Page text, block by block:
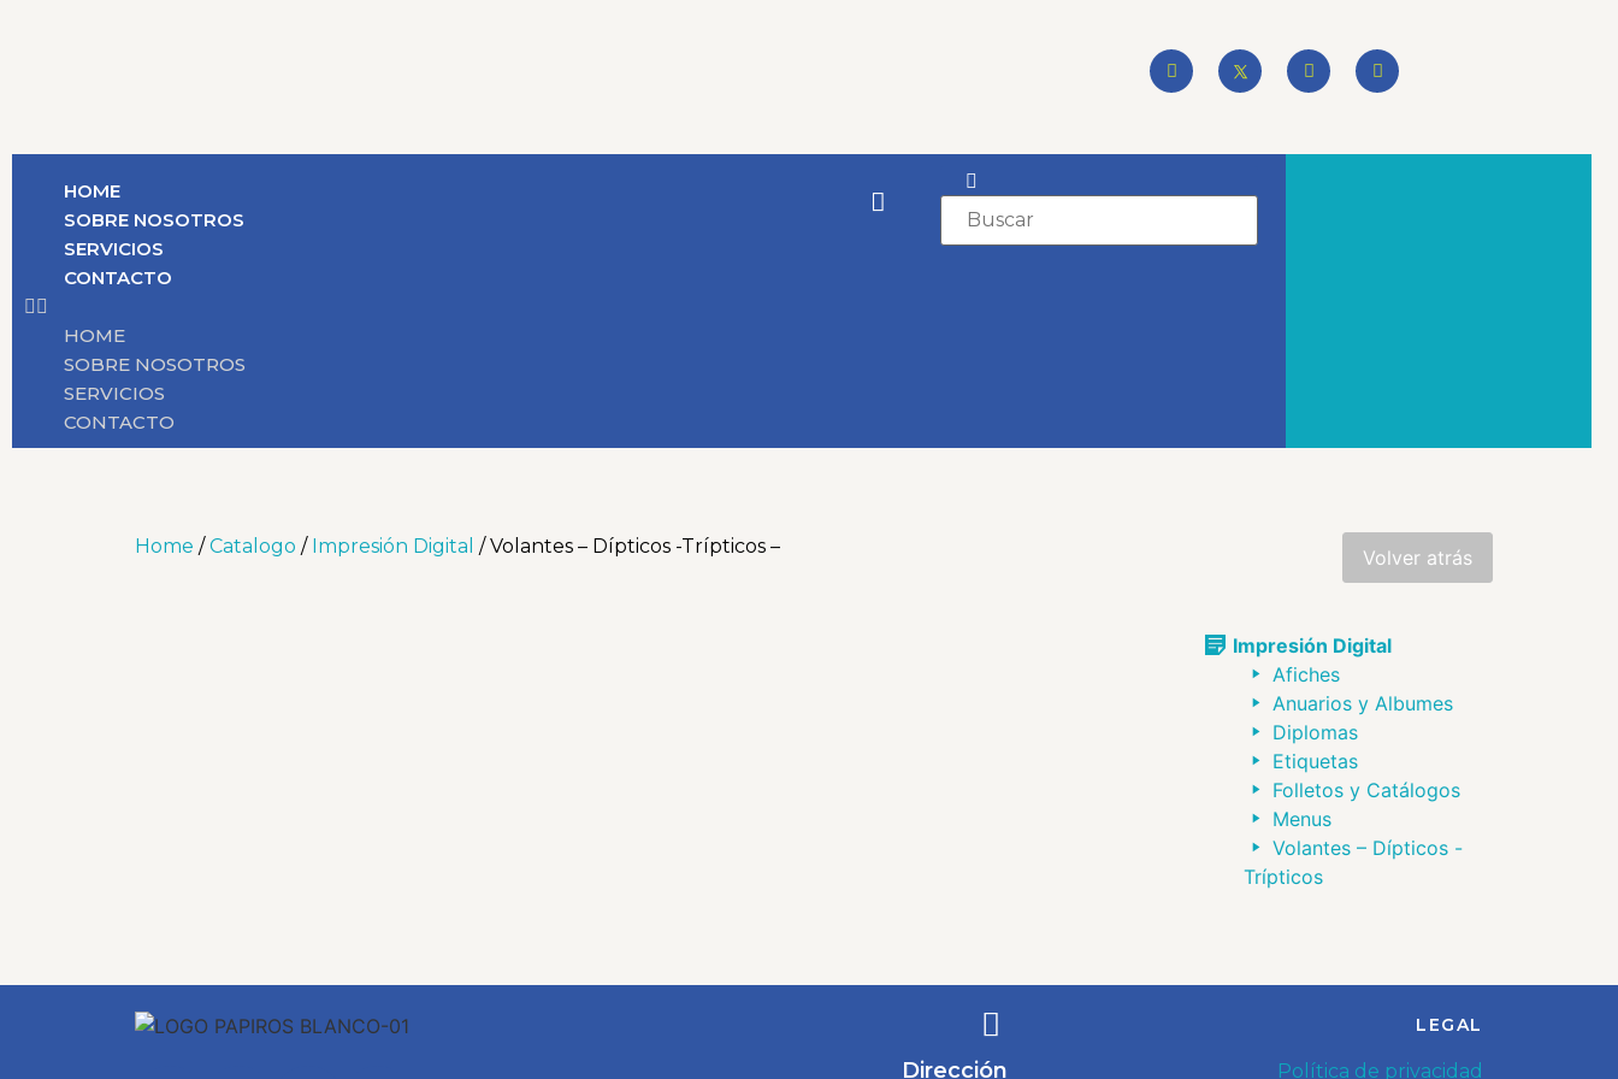
HOME
SOBRE NOSOTROS
SERVICIOS
CONTACTO
HOME
SOBRE NOSOTROS
SERVICIOS
CONTACTO
Home /Catalogo / Impresión Digital / Volantes – Dípticos -Trípticos –
Impresión Digital
Afiches
Anuarios y Albumes
Diplomas
Etiquetas
Folletos y Catálogos
Menus
Volantes – Dípticos -
Trípticos
Dirección
LEGAL
Política de privacidad